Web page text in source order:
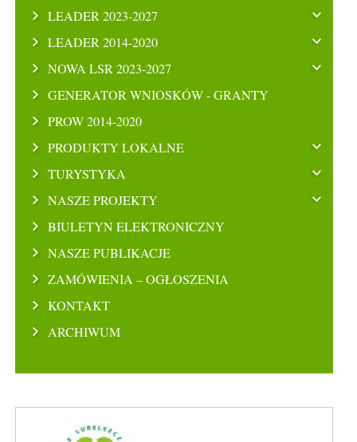
LEADER 2023-2027
LEADER 2014-2020
NOWA LSR 2023-2027
GENERATOR WNIOSKÓW - GRANTY
PROW 2014-2020
PRODUKTY LOKALNE
TURYSTYKA
NASZE PROJEKTY
BIULETYN ELEKTRONICZNY
NASZE PUBLIKACJE
ZAMÓWIENIA – OGŁOSZENIA
KONTAKT
ARCHIWUM